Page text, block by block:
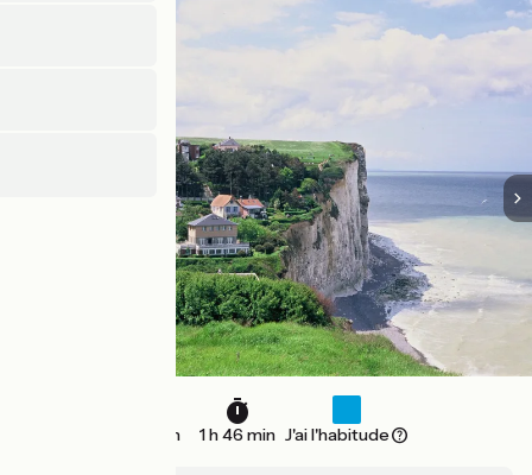
23 km 1 h 46 min J'ai l'habitude